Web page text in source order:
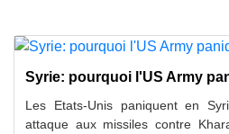
Syrie: pourquoi l'US Army
Les Etats-Unis paniquent en
attaque aux missiles contre